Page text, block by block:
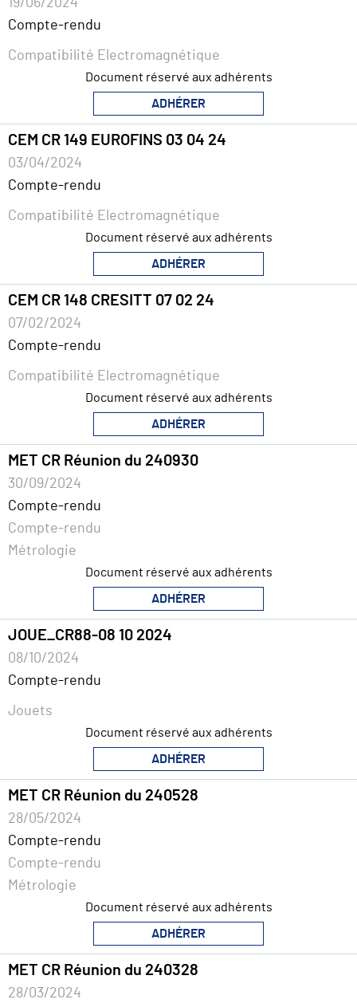
19/06/2024
Compte-rendu
Compatibilité Electromagnétique
Document réservé aux adhérents
ADHÉRER
CEM CR 149 EUROFINS 03 04 24
03/04/2024
Compte-rendu
Compatibilité Electromagnétique
Document réservé aux adhérents
ADHÉRER
CEM CR 148 CRESITT 07 02 24
07/02/2024
Compte-rendu
Compatibilité Electromagnétique
Document réservé aux adhérents
ADHÉRER
MET CR Réunion du 240930
30/09/2024
Compte-rendu
Compte-rendu
Métrologie
Document réservé aux adhérents
ADHÉRER
JOUE_CR88-08 10 2024
08/10/2024
Compte-rendu
Jouets
Document réservé aux adhérents
ADHÉRER
MET CR Réunion du 240528
28/05/2024
Compte-rendu
Compte-rendu
Métrologie
Document réservé aux adhérents
ADHÉRER
MET CR Réunion du 240328
28/03/2024